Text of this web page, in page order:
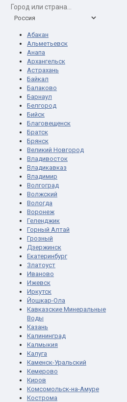
Абакан
Альметьевск
Анапа
Архангельск
Астрахань
Байкал
Балаково
Барнаул
Белгород
Бийск
Благовещенск
Братск
Брянск
Великий Новгород
Владивосток
Владикавказ
Владимир
Волгоград
Волжский
Вологда
Воронеж
Геленджик
Горный Алтай
Грозный
Дзержинск
Екатеринбург
Златоуст
Иваново
Ижевск
Иркутск
Йошкар-Ола
Кавказские Минеральные
Воды
Казань
Калининград
Калмыкия
Калуга
Каменск-Уральский
Кемерово
Киров
Комсомольск-на-Амуре
Кострома